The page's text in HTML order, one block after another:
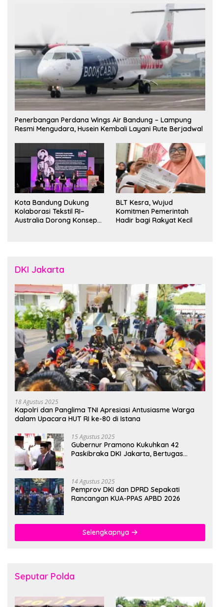
Penerbangan Perdana Wings Air Bandung – Lampung
Resmi Mengudara, Husein Kembali Layani Rute Berjadwal
Kota Bandung Dukung
Kolaborasi Tekstil RI–
Australia Dorong Konsep
BLT Kesra, Wujud
Komitmen Pemerintah
Hadir bagi Rakyat Kecil
DKI Jakarta
18 Agustus 2025
Kapolri dan Panglima TNI Apresiasi Antusiasme Warga
dalam Upacara HUT RI ke-80 di Istana
15 Agustus 2025
Gubernur Pramono Kukuhkan 42
Paskibraka DKI Jakarta, Bertugas
14 Agustus 2025
Pemprov DKI dan DPRD Sepakati
Rancangan KUA-PPAS APBD 2026
Selengkapnya
Seputar Polda